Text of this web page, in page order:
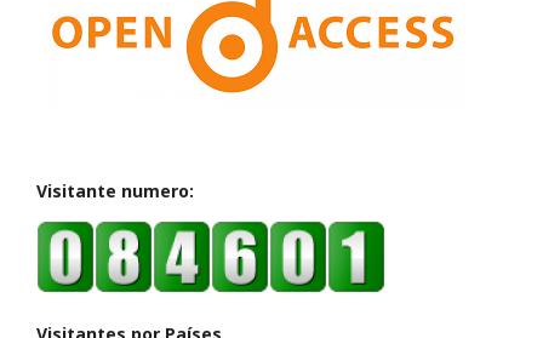
Visitante numero: